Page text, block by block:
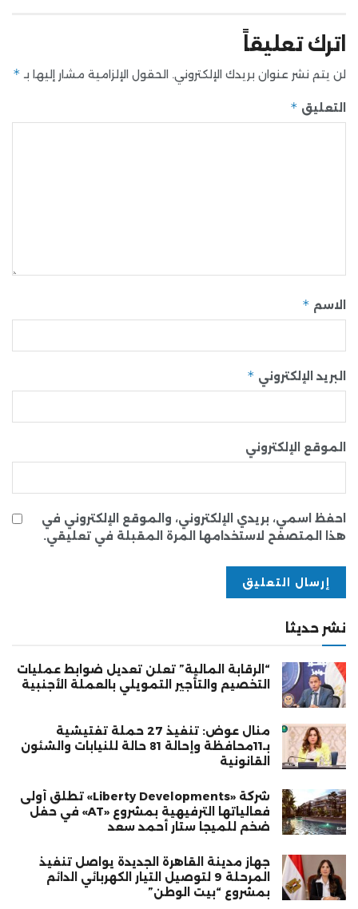
اترك تعليقاً
لن يتم نشر عنوان بريدك الإلكتروني. الحقول الإلزامية مشار إليها بـ *
التعليق *
الاسم *
البريد الإلكتروني *
الموقع الإلكتروني
احفظ اسمي، بريدي الإلكتروني، والموقع الإلكتروني في
هذا المتصفح لاستخدامها المرة المقبلة في تعليقي.
نشر حديثا
“الرقابة المالية” تعلن تعديل ضوابط عمليات
التخصيم والتأجير التمويلي بالعملة الأجنبية
منال عوض: تنفيذ 27 حملة تفتيشية
بـ11محافظة وإحالة 81 حالة للنيابات والشئون
القانونية
شركة «Liberty Developments» تطلق أولى
فعالياتها الترفيهية بمشروع «AT» في حفل
ضخم للميجا ستار أحمد سعد
جهاز مدينة القاهرة الجديدة يواصل تنفيذ
المرحلة 9 لتوصيل التيار الكهربائي الدائم
بمشروع “بيت الوطن”